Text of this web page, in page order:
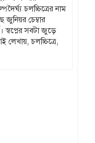
চলচ্চিত্রের নাম
চেম্বার
স্বপ্নের সবটা জুড়ে
লেখায়, চলচ্চিত্রে,